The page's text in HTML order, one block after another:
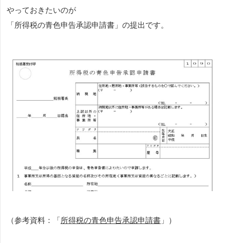
やっておきたいのが
「所得税の青色申告承認申請書」の提出です。
（参考資料：「所得税の青色申告承認申請書 」）